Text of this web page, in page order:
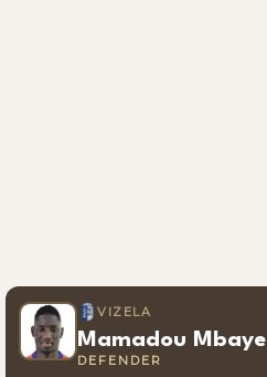
VIZELA
Mamadou Mbaye
DEFENDER